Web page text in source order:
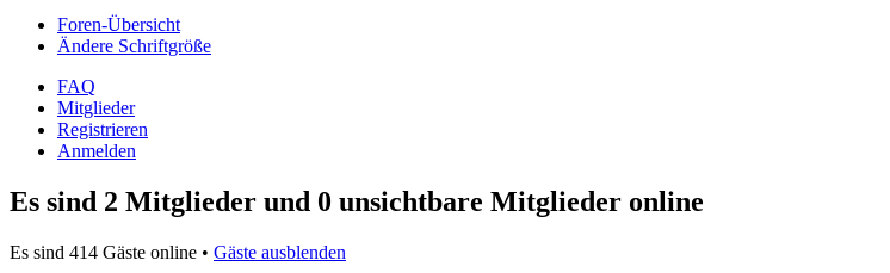
Foren-Übersicht
Ändere Schriftgröße
FAQ
Mitglieder
Registrieren
Anmelden
Es sind 2 Mitglieder und 0 unsichtbare Mitglieder online
Es sind 414 Gäste online • Gäste ausblenden